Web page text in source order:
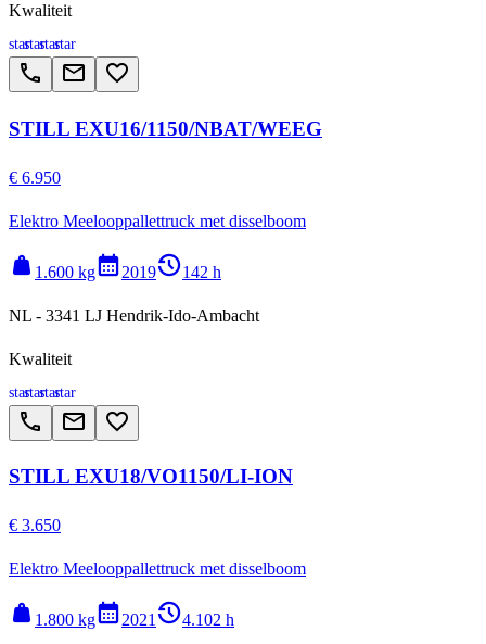
Kwaliteit
starstarstarstar
call email favorite_border
STILL EXU16/1150/NBAT/WEEG
€ 6.950
Elektro Meelooppallettruck met disselboom
weight 1.600 kgcalendar_month2019history_2142 h
NL - 3341 LJ Hendrik-Ido-Ambacht
Kwaliteit
starstarstarstar
call email favorite_border
STILL EXU18/VO1150/LI-ION
€ 3.650
Elektro Meelooppallettruck met disselboom
weight 1.800 kgcalendar_month2021 history_24.102 h